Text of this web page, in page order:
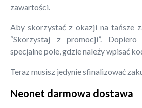
zawartości.
Aby skorzystać z okazji na tańsze
“Skorzystaj z promocji”.
specjalne pole, gdzie należy wpisać
Teraz musisz jedynie sfinalizować
Neonet darmowa dostawa